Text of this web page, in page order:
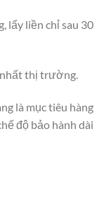
lấy liền chỉ sau 30
thị trường.
là mục tiêu hàng
độ bảo hành dài